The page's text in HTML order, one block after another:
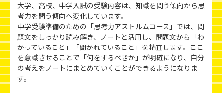
大学、高校、中学入試の受験内容は、知識を問う傾向から思
考力を問う傾向へ変化しています。
中学受験準備のための「思考力アストルムコース」では、問
題文をしっかり読み解き、ノートと活用し、問題文から「わ
かっていること」「聞かれていること」を精査します。ここ
を意識させることで「何をするべきか」が明確になり、自分
の考えをノートにまとめていくことができるようになりま
す。